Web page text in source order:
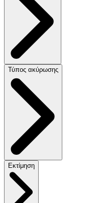
Τύπος ακύρωσης
Εκτίμηση